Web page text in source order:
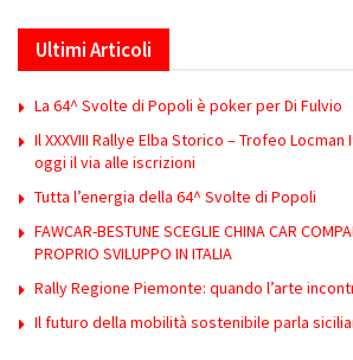
Ultimi Articoli
La 64^ Svolte di Popoli è poker per Di Fulvio
Il XXXVIII Rallye Elba Storico – Trofeo
oggi il via alle iscrizioni
Tutta l’energia della 64^ Svolte di Popoli
FAWCAR-BESTUNE SCEGLIE CHINA CAR
PROPRIO SVILUPPO IN ITALIA
Rally Regione Piemonte: quando l’arte
Il futuro della mobilità sostenibile parla